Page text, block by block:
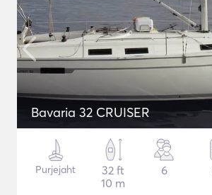
Bavaria 32 CRUISER
Purjejaht
32 ft
10 m
6